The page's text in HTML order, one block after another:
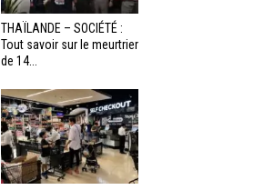
THAÏLANDE – SOCIÉTÉ :
Tout savoir sur le meurtrier
de 14...